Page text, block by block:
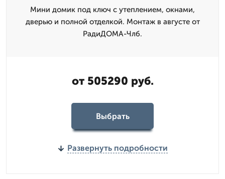
Мини домик под ключ с утеплением, окнами,
дверью и полной отделкой. Монтаж в августе от
РадиДОМА-Члб.
от 505290 руб.
Выбрать
Развернуть подробности